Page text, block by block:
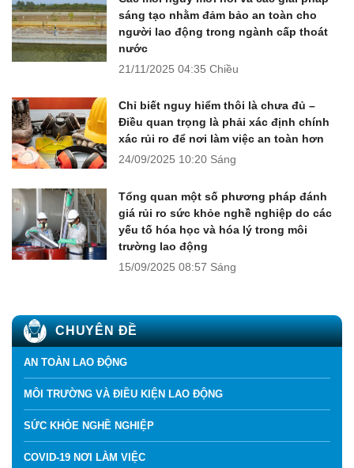
sáng tạo nhằm đảm bảo an toàn cho
người lao động trong ngành cấp thoát
nước
21/11/2025 04:35 Chiều
Chỉ biết nguy hiểm thôi là chưa đủ –
Điều quan trọng là phải xác định chính
xác rủi ro để nơi làm việc an toàn hơn
24/09/2025 10:20 Sáng
Tổng quan một số phương pháp đánh
giá rủi ro sức khỏe nghề nghiệp do các
yếu tố hóa học và hóa lý trong môi
trường lao động
15/09/2025 08:57 Sáng
CHUYÊN ĐỀ
AN TOÀN LAO ĐỘNG
MÔI TRƯỜNG VÀ ĐIỀU KIỆN LAO ĐỘNG
SỨC KHỎE NGHỀ NGHIỆP
COVID-19 NƠI LÀM VIỆC